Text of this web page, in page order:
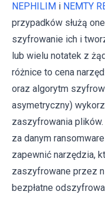
NEPHILIM i NEMTY
przypadków służą
szyfrowanie ich i
lub wielu notatek z
różnice to cena
oraz algorytm
asymetryczny)
zaszyfrowania
za danym
zapewnić narzędzia,
zaszyfrowane przez
bezpłatne